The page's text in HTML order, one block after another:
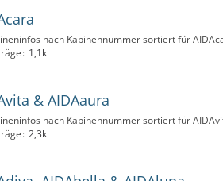
nach Kabinennummer sortiert für
1,1k
& AIDAaura
nach Kabinennummer sortiert für
2,3k